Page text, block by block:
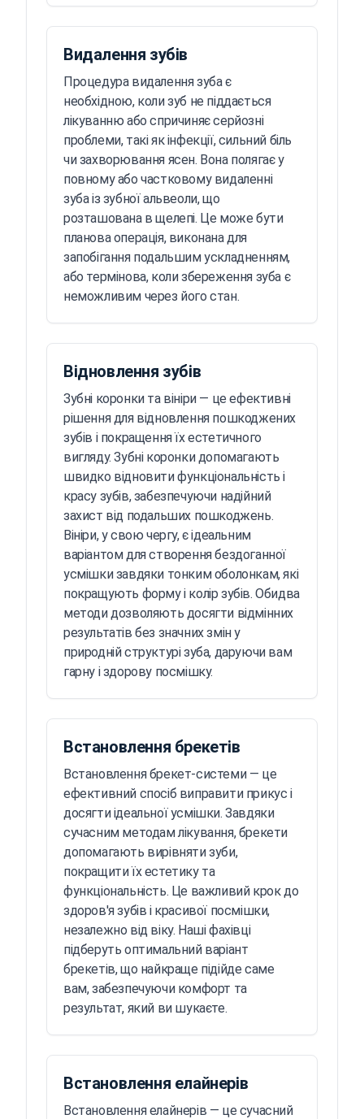
Видалення зубів
Процедура видалення зуба є
необхідною, коли зуб не піддається
лікуванню або спричиняє серйозні
проблеми, такі як інфекції, сильний біль
чи захворювання ясен. Вона полягає у
повному або частковому видаленні
зуба із зубної альвеоли, що
розташована в щелепі. Це може бути
планова операція, виконана для
запобігання подальшим ускладненням,
або термінова, коли збереження зуба є
неможливим через його стан.
Відновлення зубів
Зубні коронки та вініри — це ефективні
рішення для відновлення пошкоджених
зубів і покращення їх естетичного
вигляду. Зубні коронки допомагають
швидко відновити функціональність і
красу зубів, забезпечуючи надійний
захист від подальших пошкоджень.
Вініри, у свою чергу, є ідеальним
варіантом для створення бездоганної
усмішки завдяки тонким оболонкам, які
покращують форму і колір зубів. Обидва
методи дозволяють досягти відмінних
результатів без значних змін у
природній структурі зуба, даруючи вам
гарну і здорову посмішку.
Встановлення брекетів
Встановлення брекет-системи — це
ефективний спосіб виправити прикус і
досягти ідеальної усмішки. Завдяки
сучасним методам лікування, брекети
допомагають вирівняти зуби,
покращити їх естетику та
функціональність. Це важливий крок до
здоров'я зубів і красивої посмішки,
незалежно від віку. Наші фахівці
підберуть оптимальний варіант
брекетів, що найкраще підійде саме
вам, забезпечуючи комфорт та
результат, який ви шукаєте.
Встановлення елайнерів
Встановлення елайнерів — це сучасний